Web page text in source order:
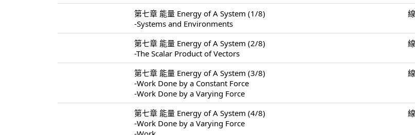
第七章 能量 Energy of A System (1/8)
-Systems and Environments
第七章 能量 Energy of A System (2/8)
-The Scalar Product of Vectors
第七章 能量 Energy of A System (3/8)
-Work Done by a Constant Force
-Work Done by a Varying Force
第七章 能量 Energy of A System (4/8)
-Work Done by a Varying Force